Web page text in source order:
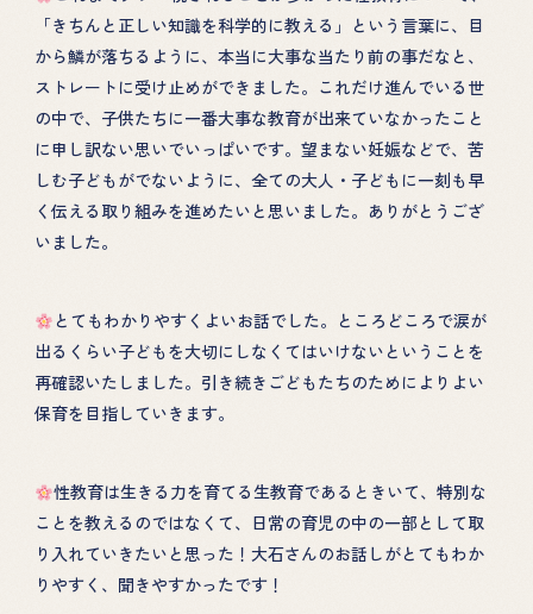
HOME
PROJECT
「きちんと正しい知識を科学的に教える」という言葉に、目
から鱗が落ちるように、本当に大事な当たり前の事だなと、
ストレートに受け止めができました。これだけ進んでいる世
の中で、子供たちに一番大事な教育が出来ていなかったこと
に申し訳ない思いでいっぱいです。望まない妊娠などで、苦
しむ子どもがでないように、全ての大人・子どもに一刻も早
く伝える取り組みを進めたいと思いました。ありがとうござ
いました。
とてもわかりやすくよいお話でした。ところどころで涙が
出るくらい子どもを大切にしなくてはいけないということを
再確認いたしました。引き続きごどもたちのためによりよい
保育を目指していきます。
性教育は生きる力を育てる生教育であるときいて、特別な
ことを教えるのではなくて、日常の育児の中の一部として取
り入れていきたいと思った！大石さんのお話しがとてもわか
りやすく、聞きやすかったです！